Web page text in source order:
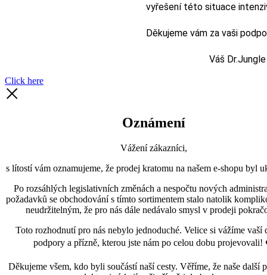
vyřešení této situace
Děkujeme vám za vaši
Váš
Click here
Oznámení
Vážení zákazníci,
s lítostí vám oznamujeme, že prodej kratomu na našem e-shopu byl
Po rozsáhlých legislativních změnách a nespočtu nových
požadavků se obchodování s tímto sortimentem stalo natolik
neudržitelným, že pro nás dále nedávalo smysl v prodeji
Toto rozhodnutí pro nás nebylo jednoduché. Velice si vážíme vaší
podpory a přízně, kterou jste nám po celou dobu
Děkujeme všem, kdo byli součástí naší cesty. Věříme, že naše další